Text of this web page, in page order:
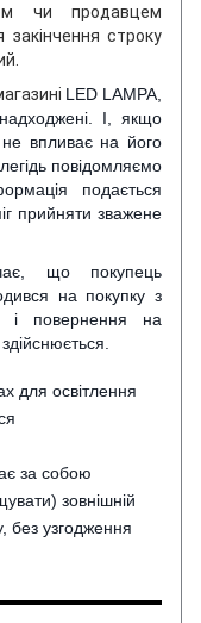
чи продавцем
закінчення строку
LED LAMPA,
І, якщо
впливає на його
повідомляємо
подається
прийняти зважене
що покупець
на покупку з
і повернення на
для освітлення
за собою
зовнішній
без узгодження